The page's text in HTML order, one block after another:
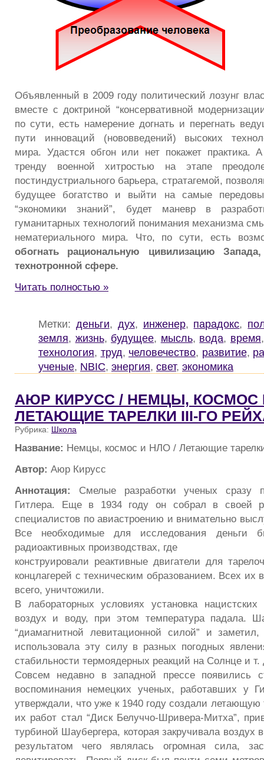
Объявленный в 2009 году политический лозунг
вместе с доктриной “консервативной
по сути, есть намерение догнать и перегнать
пути инноваций (нововведений) высоких
мира. Удастся обгон или нет покажет практика.
тренду военной хитростью на этапе
постиндустриального барьера, стратагемой,
будущее богатство и выйти на самые
“экономики знаний”, будет маневр в
гуманитарных технологий понимания механизма
нематериального мира. Что, по сути, есть
обогнать рациональную цивилизацию
технотронной сфере.
Читать полностью »
Метки: деньги, дух, инженер, парадокс,
земля, жизнь, будущее, мысль, вода, время
технология, труд, человечество, развитие,
ученые, NBIC, энергия, свет, экономика
АЮР КИРУСС / НЕМЦЫ, КОСМОС
ЛЕТАЮЩИЕ ТАРЕЛКИ III-ГО
Рубрика: Школа
Название: Немцы, космос и НЛО / Летающие
Автор: Аюр Кирусс
Аннотация: Смелые разработки ученых сразу
Гитлера. Еще в 1934 году он собрал в своей
специалистов по авиастроению и внимательно
Все необходимые для исследования деньги
радиоактивных производствах, где
конструировали реактивные двигатели для
концлагерей с техническим образованием. Всех их
всего, уничтожили.
В лабораторных условиях установка нацистских
воздух и воду, при этом температура падала.
“диамагнитной левитационной силой” и
использовала эту силу в разных погодных
стабильности термоядерных реакций на Солнце и т.
Совсем недавно в западной прессе появились
воспоминания немецких ученых, работавших у
утверждали, что уже к 1940 году создали летающую
их работ стал “Диск Белуччо-Шривера-Митха”,
турбиной Шаубергера, которая закручивала воздух
результатом чего являлась огромная сила,